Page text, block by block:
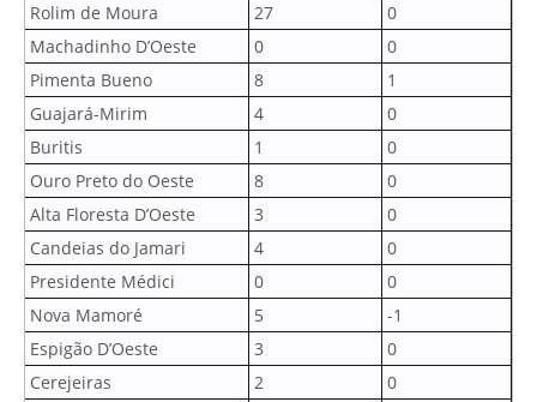
Rolim de Moura
27
0
Machadinho D’Oeste
0
0
Pimenta Bueno
8
1
Guajará-Mirim
4
0
Buritis
1
0
Ouro Preto do Oeste
8
0
Alta Floresta D’Oeste
3
0
Candeias do Jamari
4
0
Presidente Médici
0
0
Nova Mamoré
5
-1
Espigão D’Oeste
3
0
Cerejeiras
2
0